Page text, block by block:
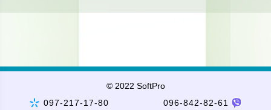
© 2022 SoftPro
097-217-17-80
096-842-82-61